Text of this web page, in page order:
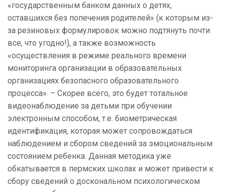
«государственным банком данных о детях,
оставшихся без попечения родителей» (к которым из-
за резиновых формулировок можно подтянуть почти
все, что угодно!), а также возможность
«осуществления в режиме реального времени
мониторинга организации в образовательных
организациях безопасного образовательного
процесса». – Скорее всего, это будет тотальное
видеонаблюдение за детьми при обучении
электронным способом, т.е. биометрическая
идентификация, которая может сопровождаться
наблюдением и сбором сведений за эмоциональным
состоянием ребенка. Данная методика уже
обкатывается в пермских школах и может привести к
сбору сведений о доскональном психологическом